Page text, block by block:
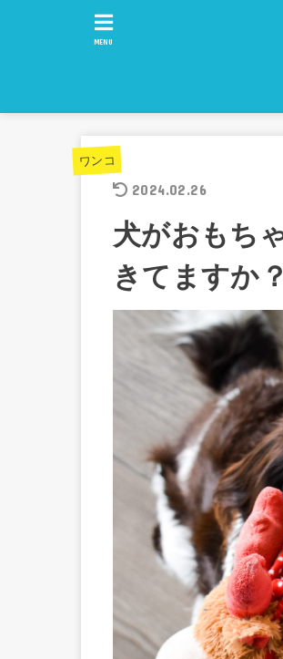
MENU
ワンコ
2024.02.26
犬がおもち
きてますか？